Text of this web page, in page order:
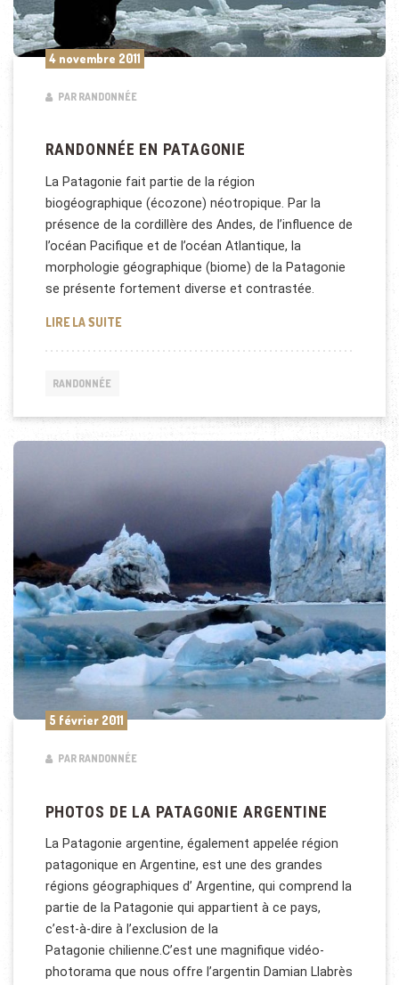
4 novembre 2011
PAR RANDONNÉE
RANDONNÉE EN PATAGONIE
La Patagonie fait partie de la région
biogéographique (écozone) néotropique. Par la
présence de la cordillère des Andes, de l’influence de
l’océan Pacifique et de l’océan Atlantique, la
morphologie géographique (biome) de la Patagonie
se présente fortement diverse et contrastée.
LIRE LA SUITERANDONNÉE EN PATAGONIE
RANDONNÉE
5 février 2011
PAR RANDONNÉE
PHOTOS DE LA PATAGONIE ARGENTINE
La Patagonie argentine, également appelée région
patagonique en Argentine, est une des grandes
régions géographiques d’ Argentine, qui comprend la
partie de la Patagonie qui appartient à ce pays,
c’est-à-dire à l’exclusion de la
Patagonie chilienne.C’est une magnifique vidéo-
photorama que nous offre l’argentin Damian Llabrès